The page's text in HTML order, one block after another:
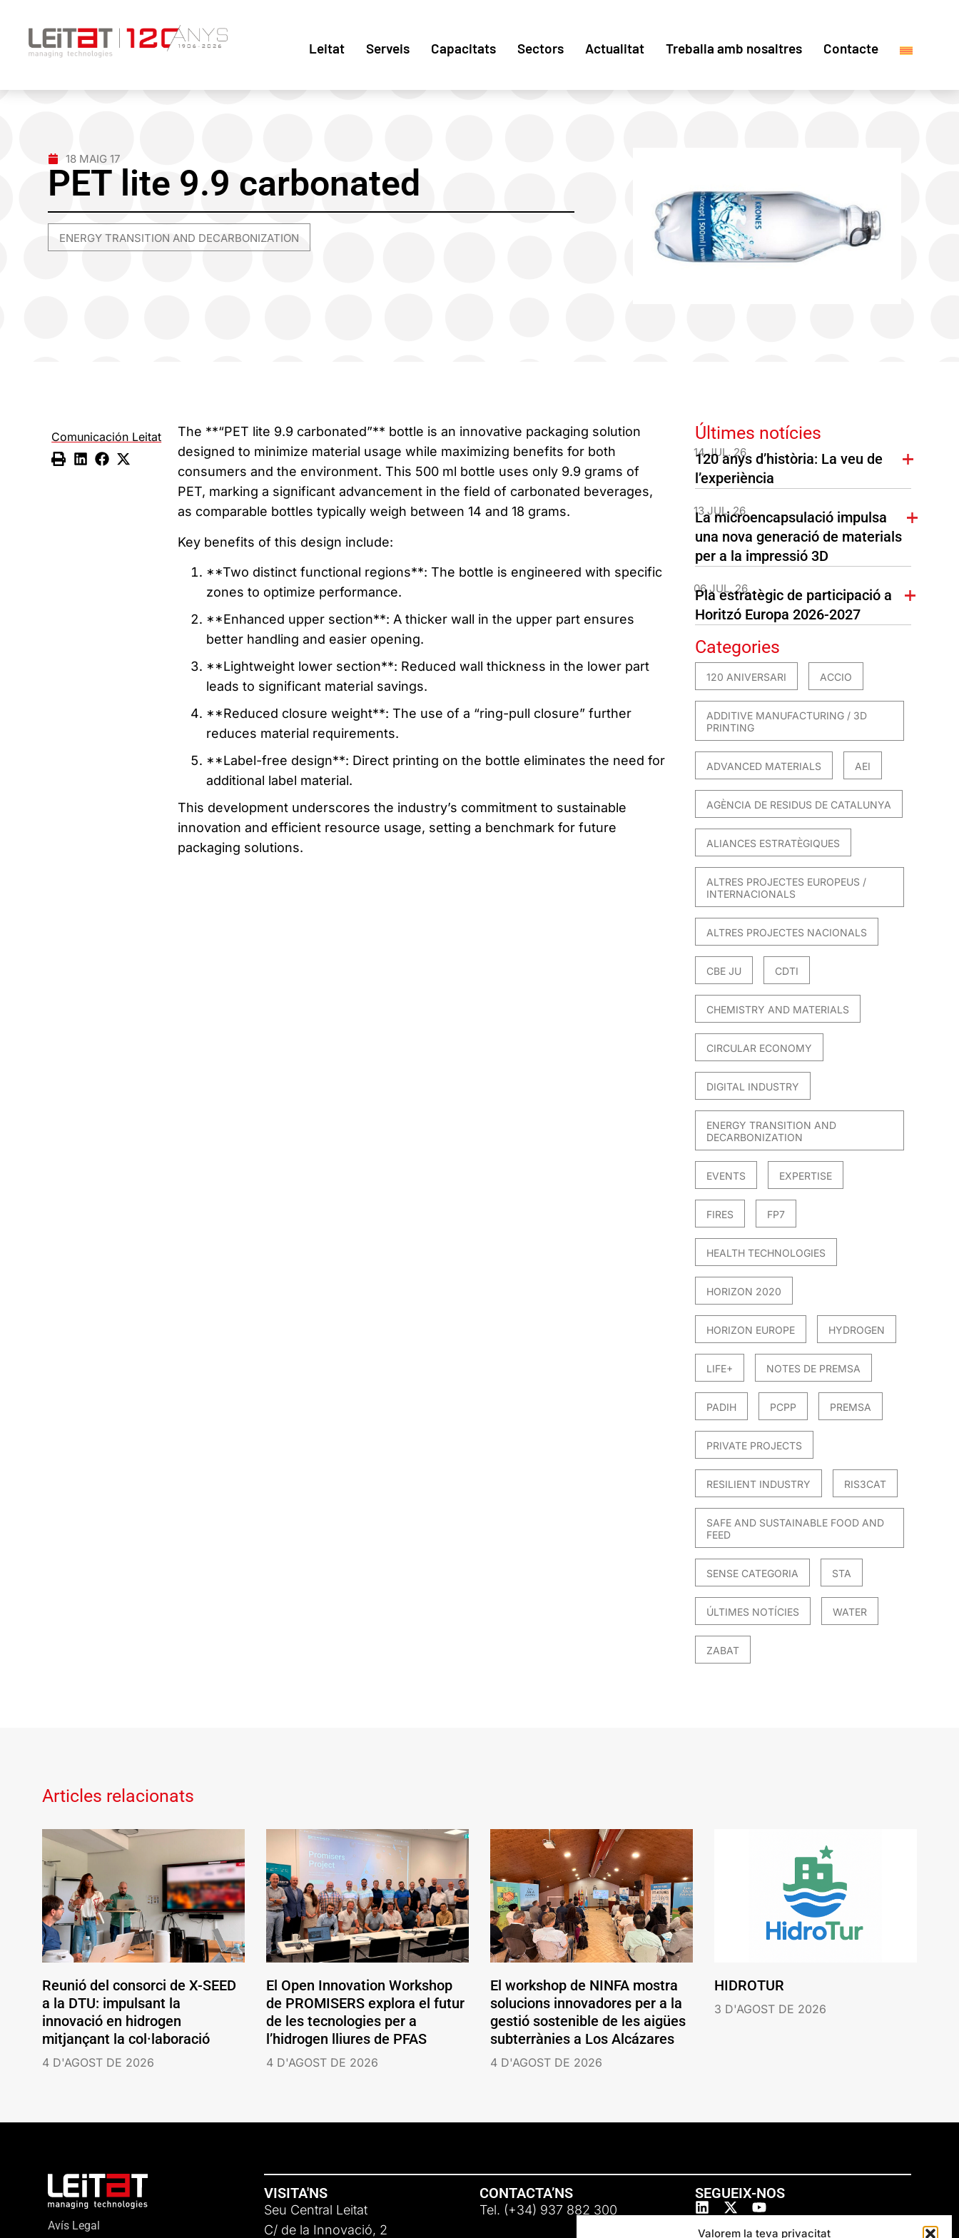
Valorem la teva privacitat
Leitat Serveis Capacitats Sectors Actualitat Treballa amb nosaltres Contacte
18 MAIG 17
PET lite 9.9 carbonated
ENERGY TRANSITION AND DECARBONIZATION
Comunicación Leitat
The **“PET lite 9.9 carbonated”** bottle is an innovative packaging solution
designed to minimize material usage while maximizing benefits for both
consumers and the environment. This 500 ml bottle uses only 9.9 grams of
PET, marking a significant advancement in the field of carbonated beverages,
as comparable bottles typically weigh between 14 and 18 grams.
Key benefits of this design include:
**Two distinct functional regions**: The bottle is engineered with specific
zones to optimize performance.
**Enhanced upper section**: A thicker wall in the upper part ensures
better handling and easier opening.
**Lightweight lower section**: Reduced wall thickness in the lower part
leads to significant material savings.
**Reduced closure weight**: The use of a “ring-pull closure” further
reduces material requirements.
**Label-free design**: Direct printing on the bottle eliminates the need for
additional label material.
This development underscores the industry’s commitment to sustainable
innovation and efficient resource usage, setting a benchmark for future
packaging solutions.
Últimes notícies
14 JUL. 26
120 anys d’història: La veu de
l’experiència
13 JUL. 26
La microencapsulació impulsa
una nova generació de materials
per a la impressió 3D
06 JUL. 26
Pla estratègic de participació a
Horitzó Europa 2026-2027
Categories
120 ANIVERSARI ACCIO
ADDITIVE MANUFACTURING / 3D
PRINTING
ADVANCED MATERIALS AEI
AGÈNCIA DE RESIDUS DE CATALUNYA
ALIANCES ESTRATÈGIQUES
ALTRES PROJECTES EUROPEUS /
INTERNACIONALS
ALTRES PROJECTES NACIONALS
CBE JU CDTI
CHEMISTRY AND MATERIALS
CIRCULAR ECONOMY
DIGITAL INDUSTRY
ENERGY TRANSITION AND
DECARBONIZATION
EVENTS EXPERTISE
FIRES FP7
HEALTH TECHNOLOGIES
HORIZON 2020
HORIZON EUROPE HYDROGEN
LIFE+ NOTES DE PREMSA
PADIH PCPP PREMSA
PRIVATE PROJECTS
RESILIENT INDUSTRY RIS3CAT
SAFE AND SUSTAINABLE FOOD AND
FEED
SENSE CATEGORIA STA
ÚLTIMES NOTÍCIES WATER
ZABAT
Articles relacionats
Reunió del consorci de X-SEED
a la DTU: impulsant la
innovació en hidrogen
mitjançant la col·laboració
4 D'AGOST DE 2026
El Open Innovation Workshop
de PROMISERS explora el futur
de les tecnologies per a
l’hidrogen lliures de PFAS
4 D'AGOST DE 2026
El workshop de NINFA mostra
solucions innovadores per a la
gestió sostenible de les aigües
subterrànies a Los Alcázares
4 D'AGOST DE 2026
HIDROTUR
3 D'AGOST DE 2026
Avís Legal
VISITA'NS
Seu Central Leitat
C/ de la Innovació, 2
CONTACTA’NS
Tel. (+34) 937 882 300
SEGUEIX-NOS